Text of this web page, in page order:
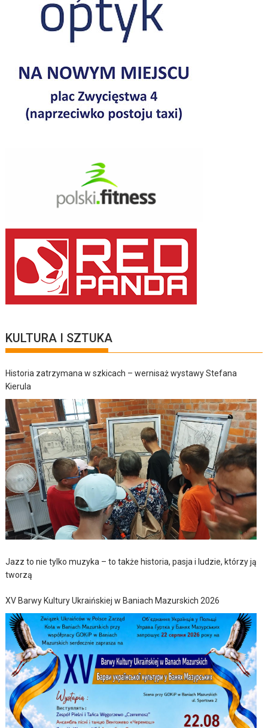
KULTURA I SZTUKA
Historia zatrzymana w szkicach – wernisaż wystawy Stefana
Kierula
Jazz to nie tylko muzyka – to także historia, pasja i ludzie, którzy ją
tworzą
XV Barwy Kultury Ukraińskiej w Baniach Mazurskich 2026